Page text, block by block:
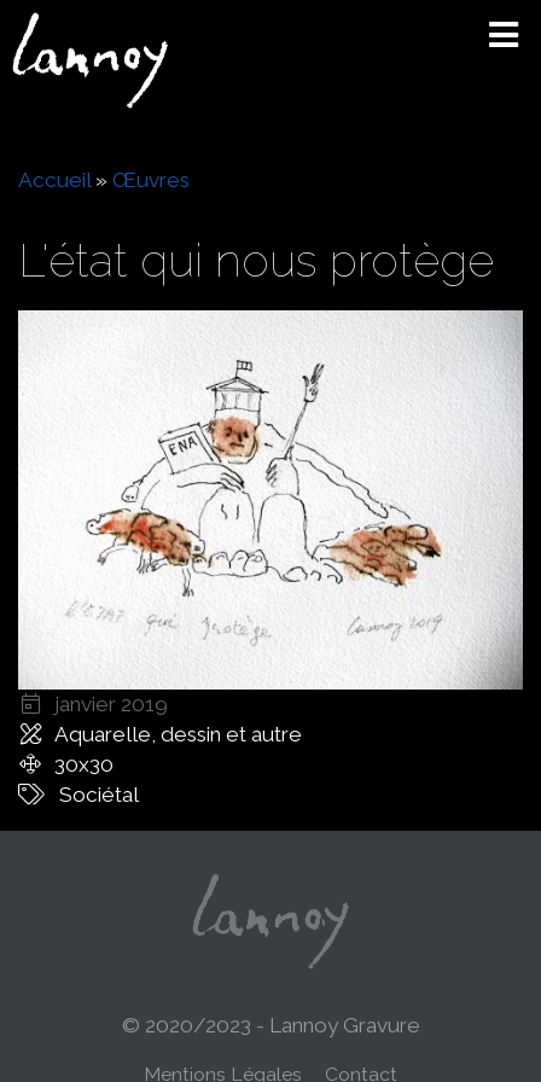
Aller
au
contenu
Fil
Accueil Œuvres
L'état qui nous protège
janvier 2019
Aquarelle, dessin et autre
30x30
Sociétal
© 2020/2023 - Lannoy Gravure
Mentions Légales Contact